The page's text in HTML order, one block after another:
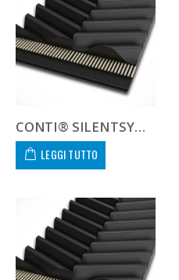
CONTI® SILENTSYNC P-1120
LEGGI TUTTO